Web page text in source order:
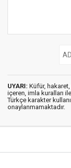
UYARI: Küfür,
içeren, imla kuralları
Türkçe karakter
onaylanmamaktadır.